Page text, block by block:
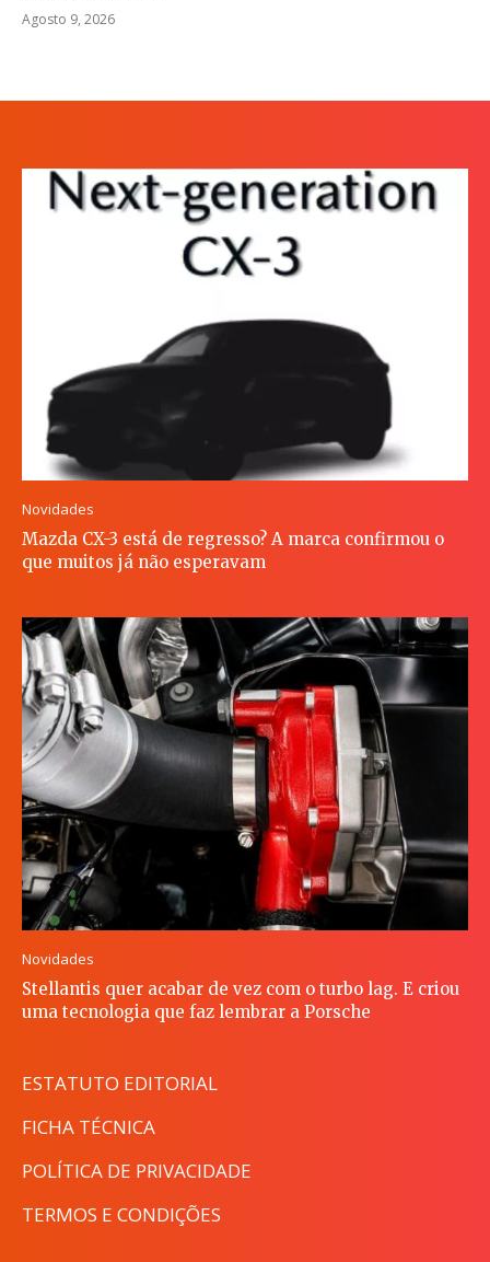
Agosto 9, 2026
Novidades
Mazda CX-3 está de regresso? A marca confirmou o
que muitos já não esperavam
Novidades
Stellantis quer acabar de vez com o turbo lag. E criou
uma tecnologia que faz lembrar a Porsche
ESTATUTO EDITORIAL
FICHA TÉCNICA
POLÍTICA DE PRIVACIDADE
TERMOS E CONDIÇÕES